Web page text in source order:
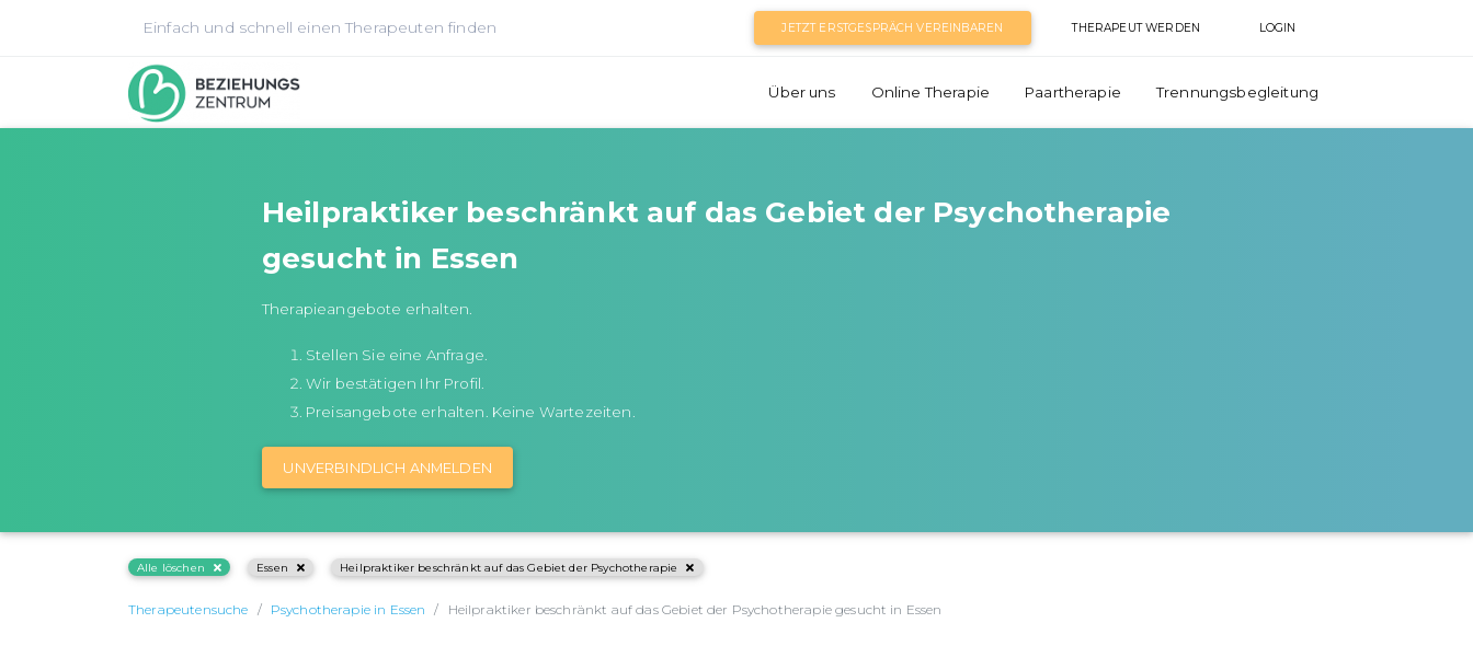
Einfach und schnell einen Therapeuten finden JETZT ERSTGESPRÄCH VEREINBAREN THERAPEUT WERDEN LOGIN
Über uns Online Therapie Paartherapie Trennungsbegleitung
Heilpraktiker beschränkt auf das Gebiet der Psychotherapie
gesucht in Essen
Therapieangebote erhalten.
Stellen Sie eine Anfrage.
Wir bestätigen Ihr Profil.
Preisangebote erhalten. Keine Wartezeiten.
UNVERBINDLICH ANMELDEN
Alle löschen Essen Heilpraktiker beschränkt auf das Gebiet der Psychotherapie
Therapeutensuche Psychotherapie in Essen Heilpraktiker beschränkt auf das Gebiet der Psychotherapie gesucht in Essen